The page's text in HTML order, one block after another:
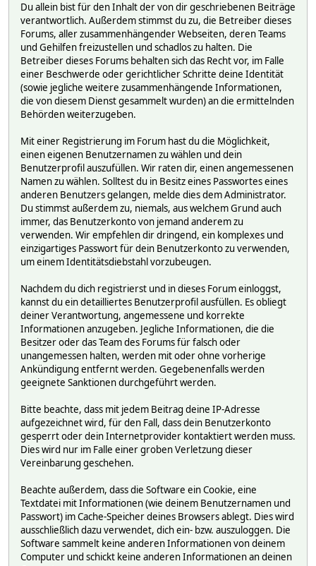
Du allein bist für den Inhalt der von dir geschriebenen Beiträge
verantwortlich. Außerdem stimmst du zu, die Betreiber dieses
Forums, aller zusammenhängender Webseiten, deren Teams
und Gehilfen freizustellen und schadlos zu halten. Die
Betreiber dieses Forums behalten sich das Recht vor, im Falle
einer Beschwerde oder gerichtlicher Schritte deine Identität
(sowie jegliche weitere zusammenhängende Informationen,
die von diesem Dienst gesammelt wurden) an die ermittelnden
Behörden weiterzugeben.
Mit einer Registrierung im Forum hast du die Möglichkeit,
einen eigenen Benutzernamen zu wählen und dein
Benutzerprofil auszufüllen. Wir raten dir, einen angemessenen
Namen zu wählen. Solltest du in Besitz eines Passwortes eines
anderen Benutzers gelangen, melde dies dem Administrator.
Du stimmst außerdem zu, niemals, aus welchem Grund auch
immer, das Benutzerkonto von jemand anderem zu
verwenden. Wir empfehlen dir dringend, ein komplexes und
einzigartiges Passwort für dein Benutzerkonto zu verwenden,
um einem Identitätsdiebstahl vorzubeugen.
Nachdem du dich registrierst und in dieses Forum einloggst,
kannst du ein detailliertes Benutzerprofil ausfüllen. Es obliegt
deiner Verantwortung, angemessene und korrekte
Informationen anzugeben. Jegliche Informationen, die die
Besitzer oder das Team des Forums für falsch oder
unangemessen halten, werden mit oder ohne vorherige
Ankündigung entfernt werden. Gegebenenfalls werden
geeignete Sanktionen durchgeführt werden.
Bitte beachte, dass mit jedem Beitrag deine IP-Adresse
aufgezeichnet wird, für den Fall, dass dein Benutzerkonto
gesperrt oder dein Internetprovider kontaktiert werden muss.
Dies wird nur im Falle einer groben Verletzung dieser
Vereinbarung geschehen.
Beachte außerdem, dass die Software ein Cookie, eine
Textdatei mit Informationen (wie deinem Benutzernamen und
Passwort) im Cache-Speicher deines Browsers ablegt. Dies wird
ausschließlich dazu verwendet, dich ein- bzw. auszuloggen. Die
Software sammelt keine anderen Informationen von deinem
Computer und schickt keine anderen Informationen an deinen